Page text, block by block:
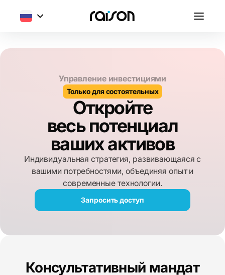
Управление инвестициями
Только для состоятельных
Откройте
весь потенциал
ваших активов
Индивидуальная стратегия, развивающаяся с
вашими потребностями, объединяя опыт и
современные технологии.
Запросить доступ
Консультативный мандат